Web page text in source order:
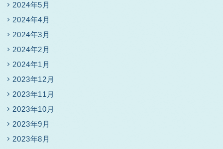
2024年5月
2024年4月
2024年3月
2024年2月
2024年1月
2023年12月
2023年11月
2023年10月
2023年9月
2023年8月